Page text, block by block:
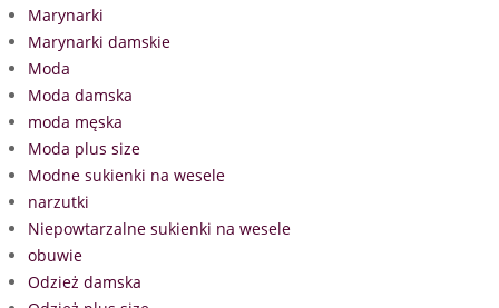
Marynarki
Marynarki damskie
Moda
Moda damska
moda męska
Moda plus size
Modne sukienki na wesele
narzutki
Niepowtarzalne sukienki na wesele
obuwie
Odzież damska